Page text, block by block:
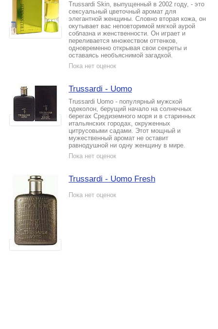
Trussardi Skin, выпущенный в 2002 году, - это
сексуальный цветочный аромат для
элегантной женщины. Словно вторая кожа, он
окутывает вас неповторимой мягкой аурой
соблазна и женственности. Он играет и
переливается множеством оттенков,
одновременно открывая свои секреты и
оставаясь необъяснимой загадкой.
Пока нет оценок
Trussardi - Uomo
Trussardi Uomo - популярный мужской
одеколон, берущий начало на солнечных
берегах Средиземного моря и в старинных
итальянских городах, окруженных
цитрусовыми садами. Этот мощный и
мужественный аромат не оставит
равнодушной ни одну женщину в мире.
Пока нет оценок
Trussardi - Uomo Fresh
Пока нет оценок